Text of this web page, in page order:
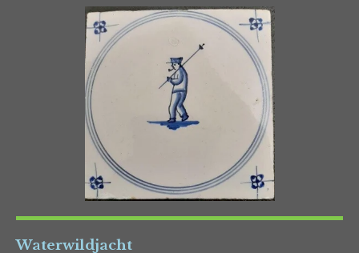
Waterwildjacht